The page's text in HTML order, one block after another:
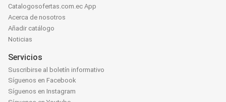
Catalogosofertas.com.ec App
Acerca de nosotros
Añadir catálogo
Noticias
Servicios
Suscribirse al boletín informativo
Síguenos en Facebook
Síguenos en Instagram